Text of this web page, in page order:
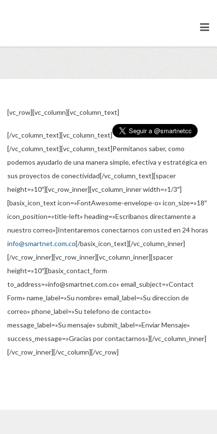
[vc_row][vc_column][vc_column_text]
[/vc_column_text][vc_column_text]
[/vc_column_text][vc_column_text]Permitanos saber, como
podemos ayudarlo de una manera simple, efectiva y estratégica en
sus proyectos de conectividad[/vc_column_text][spacer
height=»10″][vc_row_inner][vc_column_inner width=»1/3″]
[basix_icon_text icon=»FontAwesome-envelope-o» icon_size=»18″
icon_position=»title-left» heading=»Escribanos directamente a
nuestro correo»]Intentaremos conectarnos con usted en 24 horas
info@smartnet.com.co[/basix_icon_text][/vc_column_inner]
[/vc_row_inner][vc_row_inner][vc_column_inner][spacer
height=»10″][basix_contact_form
to_address=»info@smartnet.com.co» email_subject=»Contact
Form» name_label=»Su nombre» email_label=»Su direccion de
correo» phone_label=»Su telefono de contacto»
message_label=»Su mensaje» submit_label=»Enviar Mensaje»
success_message=»Gracias por contactarnos»][/vc_column_inner]
[/vc_row_inner][/vc_column][/vc_row]